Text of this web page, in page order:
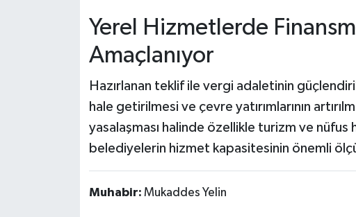
Yerel Hizmetlerde
Amaçlanıyor
Hazırlanan teklif ile vergi adaletinin
hale getirilmesi ve çevre yatırımlarının
yasalaşması halinde özellikle turizm ve
belediyelerin hizmet kapasitesinin önemli
Muhabir: Mukaddes Yelin